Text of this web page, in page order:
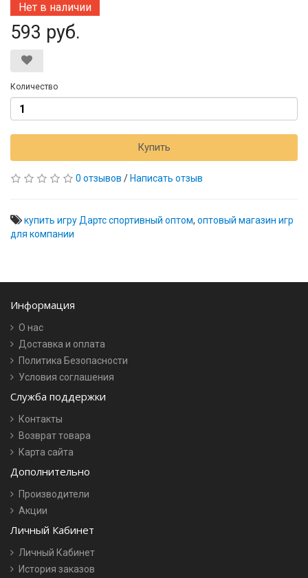
Нет в наличии
593 руб.
Количество
Купить
0 отзывов / Написать отзыв
купить игру Дартс спортивный оптом, оптовый магазин игр
для компании
Информация
О нас
Доставка и оплата
Политика Безопасности
Условия соглашения
Служба поддержки
Контакты
Возврат товара
Карта сайта
Дополнительно
Производители
Акции
Личный Кабинет
Личный Кабинет
История заказов